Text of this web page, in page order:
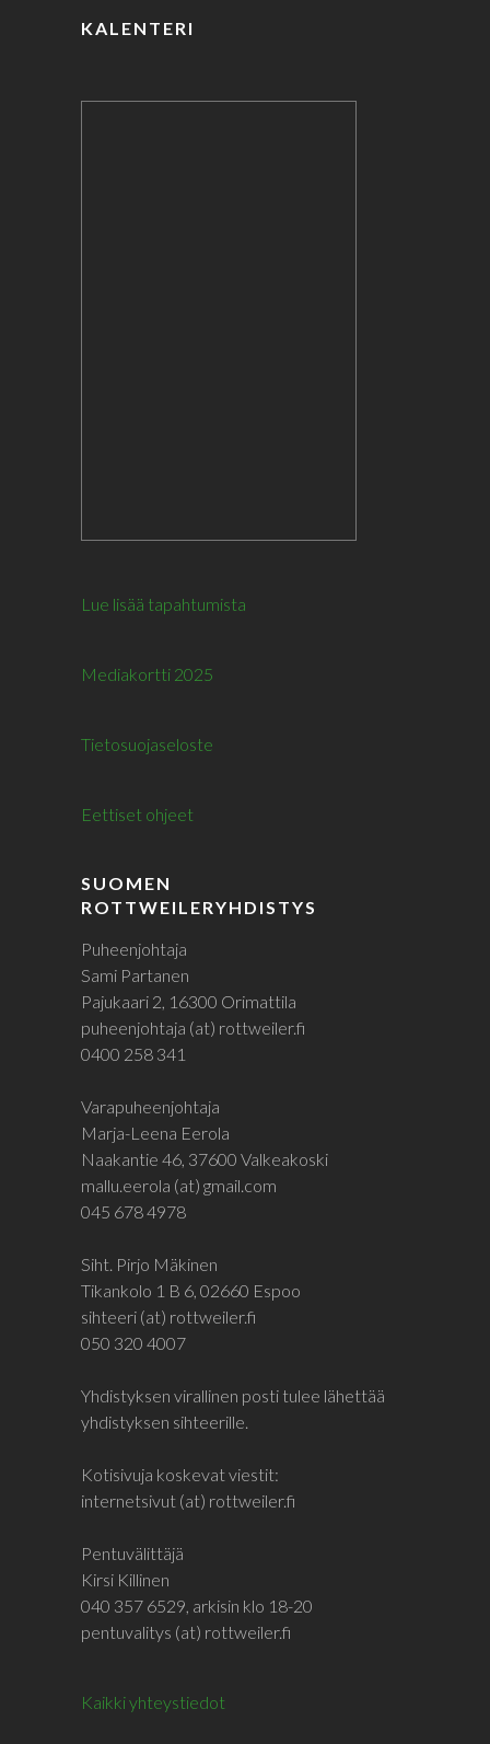
KALENTERI
Lue lisää tapahtumista
Mediakortti 2025
Tietosuojaseloste
Eettiset ohjeet
SUOMEN
ROTTWEILERYHDISTYS
Puheenjohtaja
Sami Partanen
Pajukaari 2, 16300 Orimattila
puheenjohtaja (at) rottweiler.fi
0400 258 341
Varapuheenjohtaja
Marja-Leena Eerola
Naakantie 46, 37600 Valkeakoski
mallu.eerola (at) gmail.com
045 678 4978
Siht. Pirjo Mäkinen
Tikankolo 1 B 6, 02660 Espoo
sihteeri (at) rottweiler.fi
050 320 4007
Yhdistyksen virallinen posti tulee lähettää
yhdistyksen sihteerille.
Kotisivuja koskevat viestit:
internetsivut (at) rottweiler.fi
Pentuvälittäjä
Kirsi Killinen
040 357 6529, arkisin klo 18-20
pentuvalitys (at) rottweiler.fi
Kaikki yhteystiedot